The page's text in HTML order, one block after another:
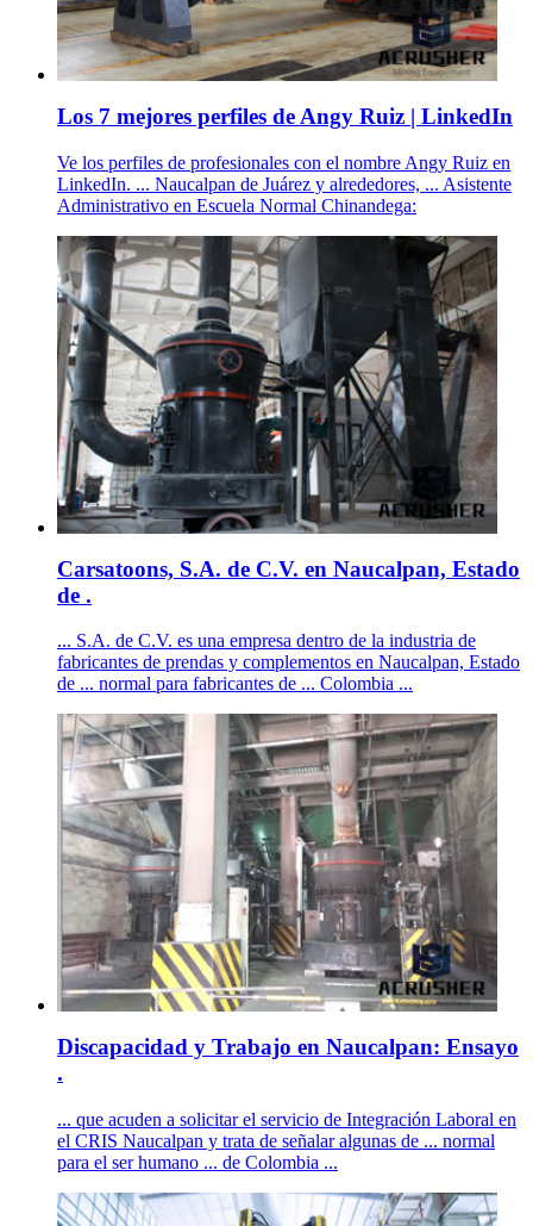
Los 7 mejores perfiles de Angy Ruiz | LinkedIn
Ve los perfiles de profesionales con el nombre Angy Ruiz en
LinkedIn. ... Naucalpan de Juárez y alrededores, ... Asistente
Administrativo en Escuela Normal Chinandega:
Carsatoons, S.A. de C.V. en Naucalpan, Estado
de .
... S.A. de C.V. es una empresa dentro de la industria de
fabricantes de prendas y complementos en Naucalpan, Estado
de ... normal para fabricantes de ... Colombia ...
Discapacidad y Trabajo en Naucalpan: Ensayo
.
... que acuden a solicitar el servicio de Integración Laboral en
el CRIS Naucalpan y trata de señalar algunas de ... normal
para el ser humano ... de Colombia ...